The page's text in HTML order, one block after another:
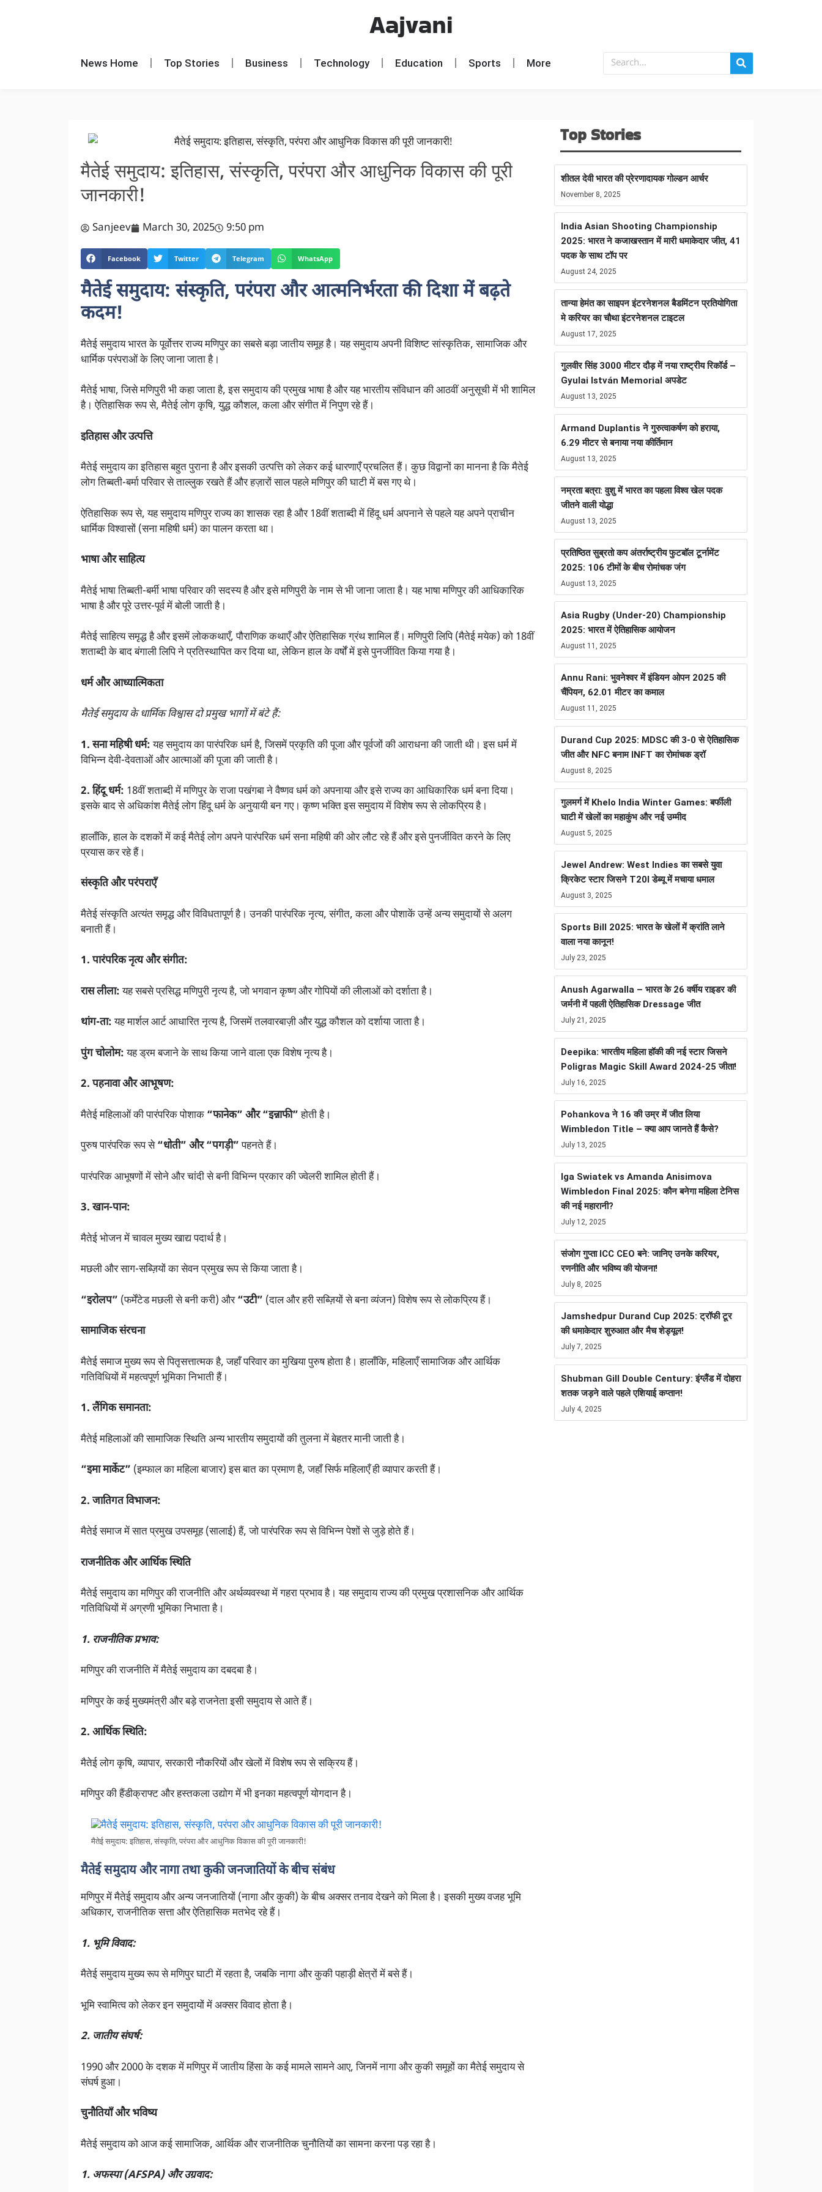
Aajvani
News Home Top Stories Business Technology Education Sports More
मैतेई समुदाय: इतिहास, संस्कृति, परंपरा और आधुनिक विकास की पूरी
जानकारी!
Sanjeev March 30, 2025 9:50 pm
Facebook Twitter Telegram WhatsApp
मैतेई समुदाय: संस्कृति, परंपरा और आत्मनिर्भरता की दिशा में बढ़ते
कदम!
मैतेई समुदाय भारत के पूर्वोत्तर राज्य मणिपुर का सबसे बड़ा जातीय समूह है। यह समुदाय अपनी विशिष्ट सांस्कृतिक, सामाजिक और
धार्मिक परंपराओं के लिए जाना जाता है।
मैतेई भाषा, जिसे मणिपुरी भी कहा जाता है, इस समुदाय की प्रमुख भाषा है और यह भारतीय संविधान की आठवीं अनुसूची में भी शामिल
है। ऐतिहासिक रूप से, मैतेई लोग कृषि, युद्ध कौशल, कला और संगीत में निपुण रहे हैं।
इतिहास और उत्पत्ति
मैतेई समुदाय का इतिहास बहुत पुराना है और इसकी उत्पत्ति को लेकर कई धारणाएँ प्रचलित हैं। कुछ विद्वानों का मानना है कि मैतेई
लोग तिब्बती-बर्मा परिवार से ताल्लुक रखते हैं और हज़ारों साल पहले मणिपुर की घाटी में बस गए थे।
ऐतिहासिक रूप से, यह समुदाय मणिपुर राज्य का शासक रहा है और 18वीं शताब्दी में हिंदू धर्म अपनाने से पहले यह अपने प्राचीन
धार्मिक विश्वासों (सना महिषी धर्म) का पालन करता था।
भाषा और साहित्य
मैतेई भाषा तिब्बती-बर्मी भाषा परिवार की सदस्य है और इसे मणिपुरी के नाम से भी जाना जाता है। यह भाषा मणिपुर की आधिकारिक
भाषा है और पूरे उत्तर-पूर्व में बोली जाती है।
मैतेई साहित्य समृद्ध है और इसमें लोककथाएँ, पौराणिक कथाएँ और ऐतिहासिक ग्रंथ शामिल हैं। मणिपुरी लिपि (मैतेई मयेक) को 18वीं
शताब्दी के बाद बंगाली लिपि ने प्रतिस्थापित कर दिया था, लेकिन हाल के वर्षों में इसे पुनर्जीवित किया गया है।
धर्म और आध्यात्मिकता
मैतेई समुदाय के धार्मिक विश्वास दो प्रमुख भागों में बंटे हैं:
1. सना महिषी धर्म:यह समुदाय का पारंपरिक धर्म है, जिसमें प्रकृति की पूजा और पूर्वजों की आराधना की जाती थी। इस धर्म में
विभिन्न देवी-देवताओं और आत्माओं की पूजा की जाती है।
2. हिंदू धर्म: 18वीं शताब्दी में मणिपुर के राजा पखंगबा ने वैष्णव धर्म को अपनाया और इसे राज्य का आधिकारिक धर्म बना दिया।
इसके बाद से अधिकांश मैतेई लोग हिंदू धर्म के अनुयायी बन गए। कृष्ण भक्ति इस समुदाय में विशेष रूप से लोकप्रिय है।
हालाँकि, हाल के दशकों में कई मैतेई लोग अपने पारंपरिक धर्म सना महिषी की ओर लौट रहे हैं और इसे पुनर्जीवित करने के लिए
प्रयास कर रहे हैं।
संस्कृति और परंपराएँ
मैतेई संस्कृति अत्यंत समृद्ध और विविधतापूर्ण है। उनकी पारंपरिक नृत्य, संगीत, कला और पोशाकें उन्हें अन्य समुदायों से अलग
बनाती हैं।
1. पारंपरिक नृत्य और संगीत:
रास लीला:यह सबसे प्रसिद्ध मणिपुरी नृत्य है, जो भगवान कृष्ण और गोपियों की लीलाओं को दर्शाता है।
थांग-ता:यह मार्शल आर्ट आधारित नृत्य है, जिसमें तलवारबाज़ी और युद्ध कौशल को दर्शाया जाता है।
पुंग चोलोम:यह ड्रम बजाने के साथ किया जाने वाला एक विशेष नृत्य है।
2. पहनावा और आभूषण:
मैतेई महिलाओं की पारंपरिक पोशाक “फानेक” और “इन्नाफी”होती है।
पुरुष पारंपरिक रूप से“धोती” और “पगड़ी”पहनते हैं।
पारंपरिक आभूषणों में सोने और चांदी से बनी विभिन्न प्रकार की ज्वेलरी शामिल होती हैं।
3. खान-पान:
मैतेई भोजन में चावल मुख्य खाद्य पदार्थ है।
मछली और साग-सब्ज़ियों का सेवन प्रमुख रूप से किया जाता है।
“इरोलप” (फर्मेंटेड मछली से बनी करी) और“उटी” (दाल और हरी सब्ज़ियों से बना व्यंजन) विशेष रूप से लोकप्रिय हैं।
सामाजिक संरचना
मैतेई समाज मुख्य रूप से पितृसत्तात्मक है, जहाँ परिवार का मुखिया पुरुष होता है। हालाँकि, महिलाएँ सामाजिक और आर्थिक
गतिविधियों में महत्वपूर्ण भूमिका निभाती हैं।
1. लैंगिक समानता:
मैतेई महिलाओं की सामाजिक स्थिति अन्य भारतीय समुदायों की तुलना में बेहतर मानी जाती है।
“इमा मार्केट” (इम्फाल का महिला बाजार) इस बात का प्रमाण है, जहाँ सिर्फ महिलाएँ ही व्यापार करती हैं।
2. जातिगत विभाजन:
मैतेई समाज में सात प्रमुख उपसमूह (सालाई) हैं, जो पारंपरिक रूप से विभिन्न पेशों से जुड़े होते हैं।
राजनीतिक और आर्थिक स्थिति
मैतेई समुदाय का मणिपुर की राजनीति और अर्थव्यवस्था में गहरा प्रभाव है। यह समुदाय राज्य की प्रमुख प्रशासनिक और आर्थिक
गतिविधियों में अग्रणी भूमिका निभाता है।
1. राजनीतिक प्रभाव:
मणिपुर की राजनीति में मैतेई समुदाय का दबदबा है।
मणिपुर के कई मुख्यमंत्री और बड़े राजनेता इसी समुदाय से आते हैं।
2. आर्थिक स्थिति:
मैतेई लोग कृषि, व्यापार, सरकारी नौकरियों और खेलों में विशेष रूप से सक्रिय हैं।
मणिपुर की हैंडीक्राफ्ट और हस्तकला उद्योग में भी इनका महत्वपूर्ण योगदान है।
मैतेई समुदाय: इतिहास, संस्कृति, परंपरा और आधुनिक विकास की पूरी जानकारी!
मैतेई समुदाय और नागा तथा कुकी जनजातियों के बीच संबंध
मणिपुर में मैतेई समुदाय और अन्य जनजातियों (नागा और कुकी) के बीच अक्सर तनाव देखने को मिला है। इसकी मुख्य वजह भूमि
अधिकार, राजनीतिक सत्ता और ऐतिहासिक मतभेद रहे हैं।
1. भूमि विवाद:
मैतेई समुदाय मुख्य रूप से मणिपुर घाटी में रहता है, जबकि नागा और कुकी पहाड़ी क्षेत्रों में बसे हैं।
भूमि स्वामित्व को लेकर इन समुदायों में अक्सर विवाद होता है।
2. जातीय संघर्ष:
1990 और 2000 के दशक में मणिपुर में जातीय हिंसा के कई मामले सामने आए, जिनमें नागा और कुकी समूहों का मैतेई समुदाय से
संघर्ष हुआ।
चुनौतियाँ और भविष्य
मैतेई समुदाय को आज कई सामाजिक, आर्थिक और राजनीतिक चुनौतियों का सामना करना पड़ रहा है।
1. अफस्पा (AFSPA) और उग्रवाद:
Top Stories
शीतल देवी भारत की प्रेरणादायक गोल्डन आर्चर
November 8, 2025
India Asian Shooting Championship
2025: भारत ने कजाखस्तान में मारी धमाकेदार जीत, 41
पदक के साथ टॉप पर
August 24, 2025
तान्या हेमंत का साइपन इंटरनेशनल बैडमिंटन प्रतियोगिता
मे करियर का चौथा इंटरनेशनल टाइटल
August 17, 2025
गुलवीर सिंह 3000 मीटर दौड़ में नया राष्ट्रीय रिकॉर्ड –
Gyulai István Memorial अपडेट
August 13, 2025
Armand Duplantis ने गुरुत्वाकर्षण को हराया,
6.29 मीटर से बनाया नया कीर्तिमान
August 13, 2025
नम्रता बत्रा: वुशु में भारत का पहला विश्व खेल पदक
जीतने वाली योद्धा
August 13, 2025
प्रतिष्ठित सुब्रतो कप अंतर्राष्ट्रीय फुटबॉल टूर्नामेंट
2025: 106 टीमों के बीच रोमांचक जंग
August 13, 2025
Asia Rugby (Under-20) Championship
2025: भारत में ऐतिहासिक आयोजन
August 11, 2025
Annu Rani: भुवनेश्वर में इंडियन ओपन 2025 की
चैंपियन, 62.01 मीटर का कमाल
August 11, 2025
Durand Cup 2025: MDSC की 3-0 से ऐतिहासिक
जीत और NFC बनाम INFT का रोमांचक ड्रॉ
August 8, 2025
गुलमर्ग में Khelo India Winter Games: बर्फीली
घाटी में खेलों का महाकुंभ और नई उम्मीद
August 5, 2025
Jewel Andrew: West Indies का सबसे युवा
क्रिकेट स्टार जिसने T20I डेब्यू में मचाया धमाल
August 3, 2025
Sports Bill 2025: भारत के खेलों में क्रांति लाने
वाला नया कानून!
July 23, 2025
Anush Agarwalla – भारत के 26 वर्षीय राइडर की
जर्मनी में पहली ऐतिहासिक Dressage जीत
July 21, 2025
Deepika: भारतीय महिला हॉकी की नई स्टार जिसने
Poligras Magic Skill Award 2024-25 जीता!
July 16, 2025
Pohankova ने 16 की उम्र में जीत लिया
Wimbledon Title – क्या आप जानते हैं कैसे?
July 13, 2025
Iga Swiatek vs Amanda Anisimova
Wimbledon Final 2025: कौन बनेगा महिला टेनिस
की नई महारानी?
July 12, 2025
संजोग गुप्ता ICC CEO बने: जानिए उनके करियर,
रणनीति और भविष्य की योजना!
July 8, 2025
Jamshedpur Durand Cup 2025: ट्रॉफी टूर
की धमाकेदार शुरुआत और मैच शेड्यूल!
July 7, 2025
Shubman Gill Double Century: इंग्लैंड में दोहरा
शतक जड़ने वाले पहले एशियाई कप्तान!
July 4, 2025